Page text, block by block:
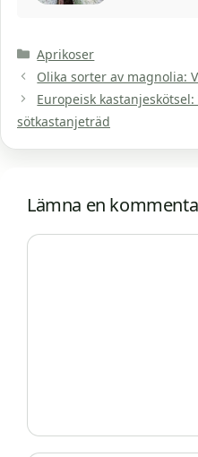
Kategorier
Aprikoser
Olika sorter av magnolia:
Europeisk
sötkastanjeträd
Lämna en
Kommentar